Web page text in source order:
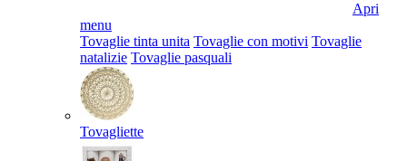
Apri
menu
Tovaglie tinta unita Tovaglie con motivi Tovaglie
natalizie Tovaglie pasquali
Tovagliette